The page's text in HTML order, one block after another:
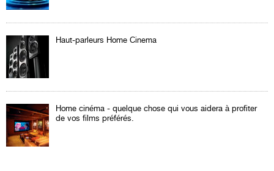
Haut-parleurs Home Cinema
Home cinéma - quelque chose qui vous aidera à profiter
de vos films préférés.